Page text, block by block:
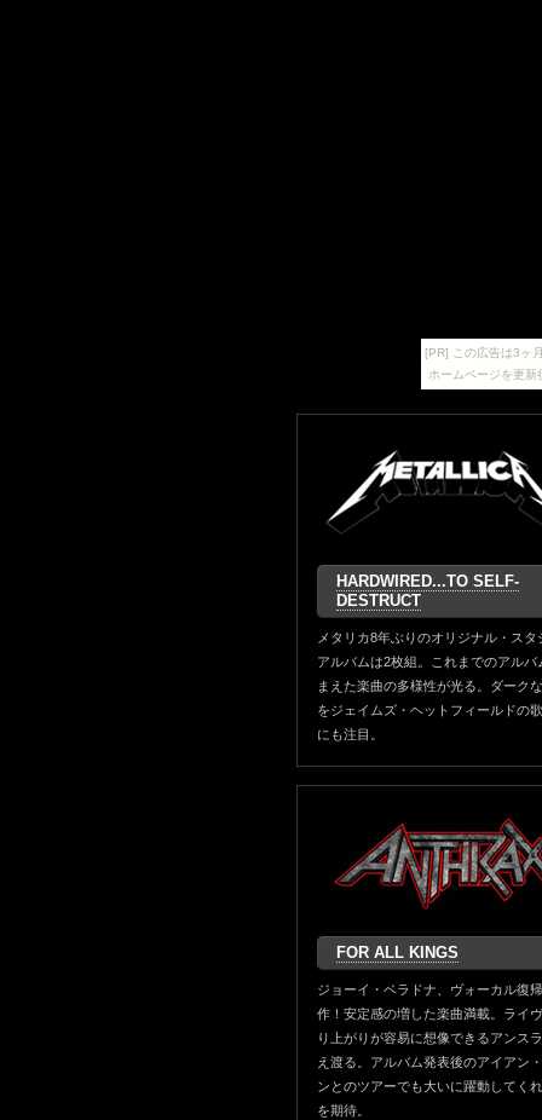
[PR] この広告は3ヶ
ホームページを更
HARDWIRED...TO SELF-
DESTRUCT
メタリカ8年ぶりのオリジナル・スタ
アルバムは2枚組。これまでのアルバ
まえた楽曲の多様性が光る。ダーク
をジェイムズ・ヘットフィールドの
にも注目。
FOR ALL KINGS
ジョーイ・ベラドナ、ヴォーカル復
作！安定感の増した楽曲満載。ライ
り上がりが容易に想像できるアンス
え渡る。アルバム発表後のアイアン
ンとのツアーでも大いに躍動してく
を期待。